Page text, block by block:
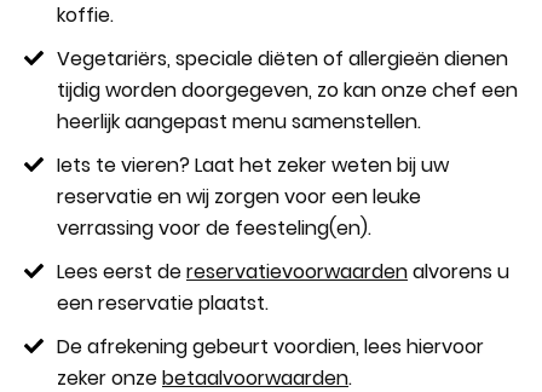
koffie.
Vegetariërs, speciale diëten of allergieën dienen
tijdig worden doorgegeven, zo kan onze chef een
heerlijk aangepast menu samenstellen.
Iets te vieren? Laat het zeker weten bij uw
reservatie en wij zorgen voor een leuke
verrassing voor de feesteling(en).
Lees eerst dereservatievoorwaardenalvorens u
een reservatie plaatst.
De afrekening gebeurt voordien, lees hiervoor
zeker onzebetaalvoorwaarden.